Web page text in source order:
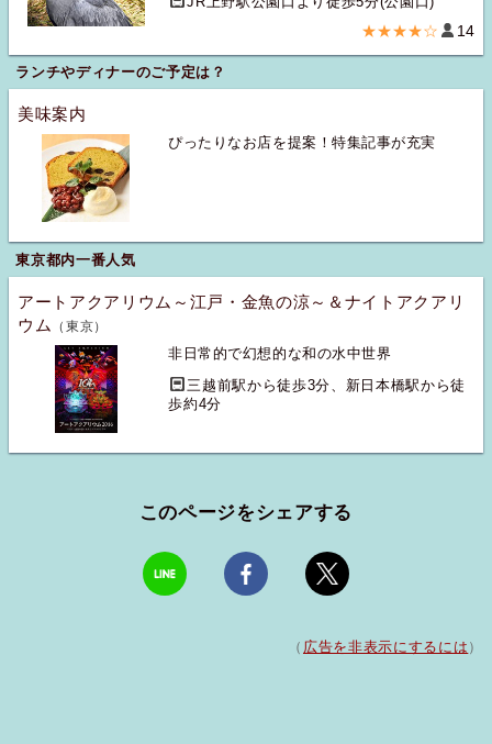
★★★★☆ 14
ランチやディナーのご予定は？
美味案内
ぴったりなお店を提案！特集記事が充実
東京都内一番人気
アートアクアリウム～江戸・金魚の涼～＆ナイトアクアリ
ウム
（東京）
非日常的で幻想的な和の水中世界
三越前駅から徒歩3分、新日本橋駅から徒
歩約4分
このページをシェアする
（ 広告を非表示にするには ）